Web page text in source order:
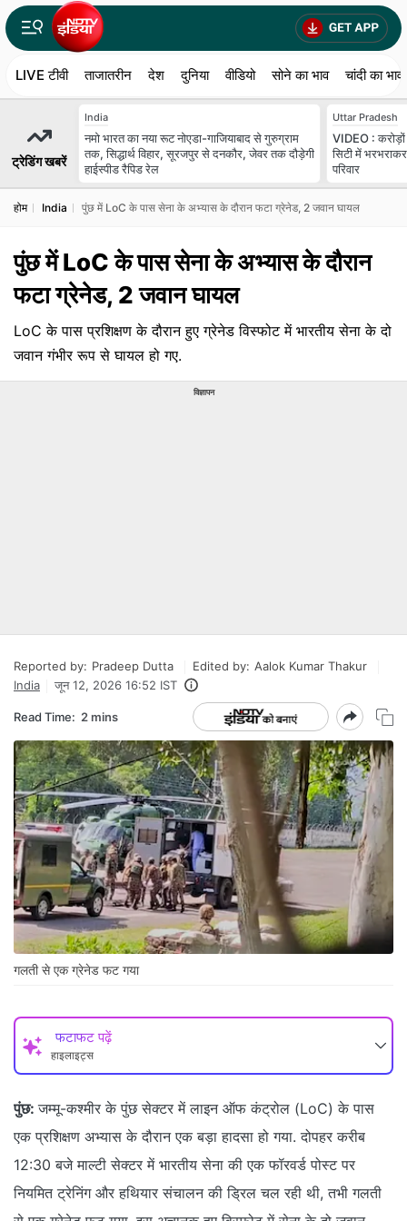
LIVE टीवी ताजातरीन देश दुनिया वीडियो सोने का भाव चांदी का भाव
ट्रेडिंग खबरें
India
नमो भारत का नया रूट नोएडा-गाजियाबाद से गुरुग्राम
तक, सिद्धार्थ विहार, सूरजपुर से दनकौर, जेवर तक दौड़ेगी
हाईस्पीड रैपिड रेल
Uttar Pradesh
VIDEO :
सिटी में
परिवार
होम India पुंछ में LoC के पास सेना के अभ्यास के दौरान फटा ग्रेनेड, 2 जवान घायल
पुंछ में LoC के पास सेना के अभ्यास के दौरान
फटा ग्रेनेड, 2 जवान घायल
LoC के पास प्रशिक्षण के दौरान हुए ग्रेनेड विस्फोट में भारतीय सेना के दो
जवान गंभीर रूप से घायल हो गए.
विज्ञापन
Reported by: Pradeep Dutta Edited by: Aalok Kumar Thakur
India
जून 12, 2026 16:52 IST
Read Time: 2 mins
गलती से एक ग्रेनेड फट गया
फटाफट पढ़ें
हाइलाइट्स
पुंछ: जम्मू-कश्मीर के पुंछ सेक्टर में लाइन ऑफ कंट्रोल (LoC) के पास
एक प्रशिक्षण अभ्यास के दौरान एक बड़ा हादसा हो गया. दोपहर करीब
12:30 बजे माल्टी सेक्टर में भारतीय सेना की एक फॉरवर्ड पोस्ट पर
नियमित ट्रेनिंग और हथियार संचालन की ड्रिल चल रही थी, तभी गलती